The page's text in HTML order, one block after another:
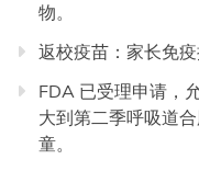
物。
返校疫苗：家长免
FDA 已受理申请，
大到第二季呼吸道
童。